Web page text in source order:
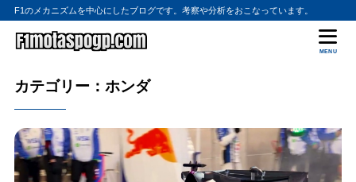
F1のメカニズムを中心にしたブログです。考察や分析をおこなっています。
MENU
カテゴリー：ホンダ